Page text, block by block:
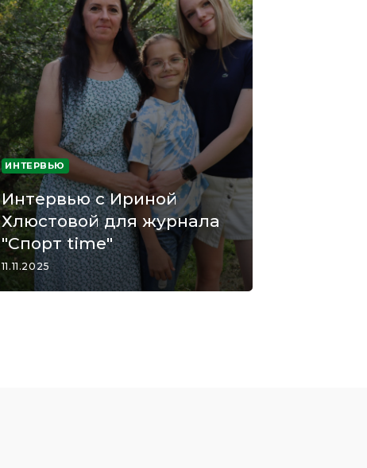
ИНТЕРВЬЮ
Интервью с Ириной
Хлюстовой для журнала
"Спорт time"
11.11.2025